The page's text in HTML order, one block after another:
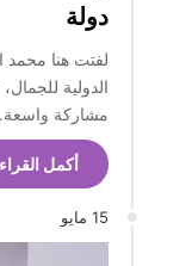
دولة
لفتت هنا محمد
الدولية
مشاركة
أكمل
15 مايو